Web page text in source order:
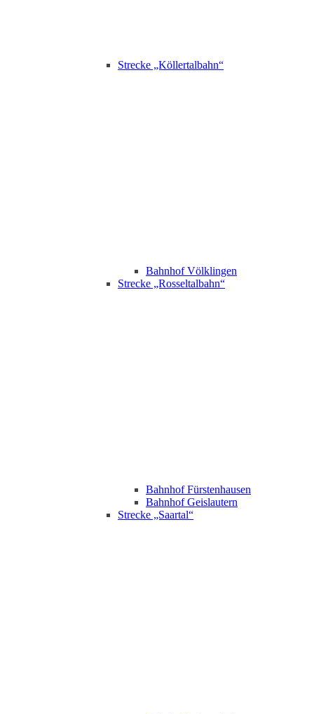
Strecke „Köllertalbahn“
Bahnhof Völklingen
Strecke „Rosseltalbahn“
Bahnhof Fürstenhausen
Bahnhof Geislautern
Strecke „Saartal“